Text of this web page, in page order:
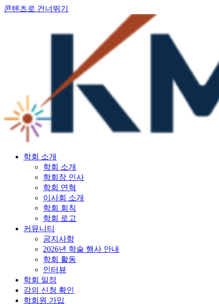
콘텐츠로 건너뛰기
학회 소개
학회 소개
학회장 인사
학회 연혁
이사회 소개
학회 회칙
학회 로고
커뮤니티
공지사항
2026년 학술 행사 안내
학회 활동
인터뷰
학회 일정
강의 신청 확인
학회원 가입